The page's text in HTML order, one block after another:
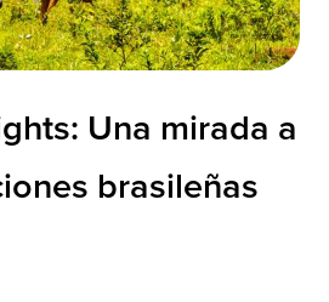
Una mirada a
brasileñas